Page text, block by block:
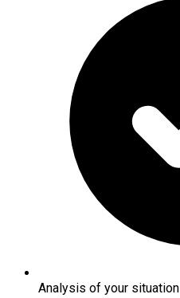
Analysis of your situation